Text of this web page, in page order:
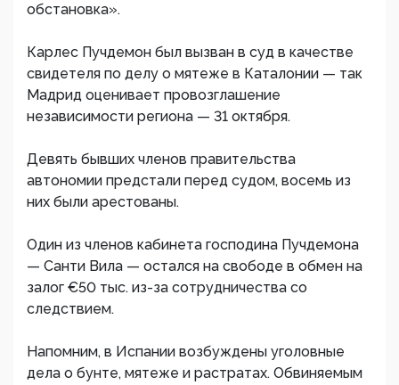
обстановка».
Карлес Пучдемон был вызван в суд в качестве
свидетеля по делу о мятеже в Каталонии — так
Мадрид оценивает провозглашение
независимости региона — 31 октября.
Девять бывших членов правительства
автономии предстали перед судом, восемь из
них были арестованы.
Один из членов кабинета господина Пучдемона
— Санти Вила — остался на свободе в обмен на
залог €50 тыс. из-за сотрудничества со
следствием.
Напомним, в Испании возбуждены уголовные
дела о бунте, мятеже и растратах. Обвиняемым